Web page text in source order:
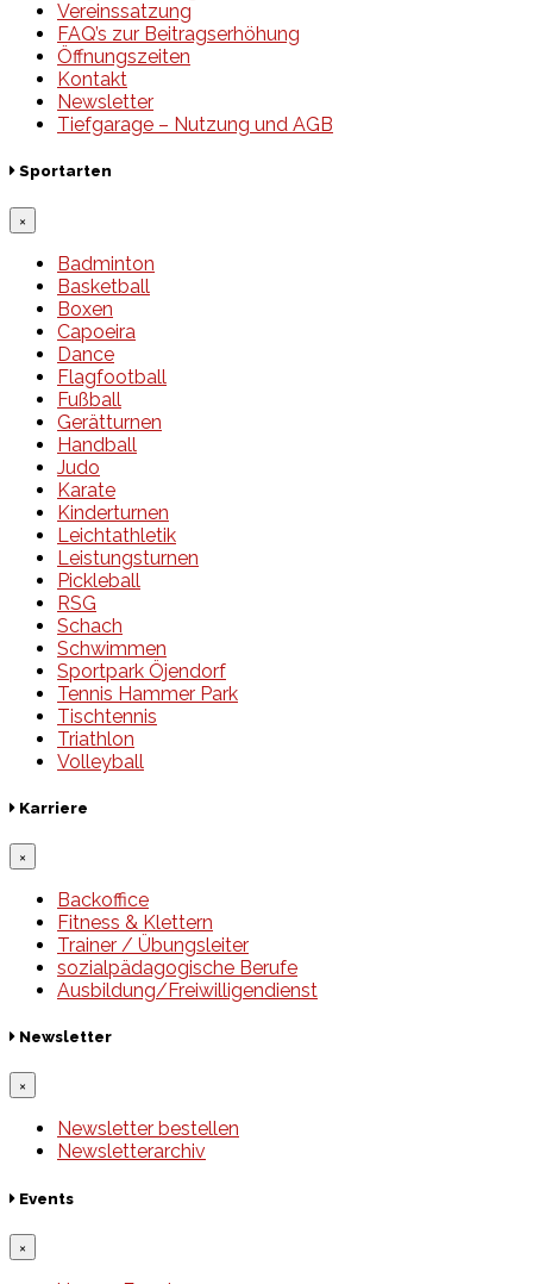
Vereinssatzung
FAQ’s zur Beitragserhöhung
Öffnungszeiten
Kontakt
Newsletter
Tiefgarage – Nutzung und AGB
Sportarten
×
Badminton
Basketball
Boxen
Capoeira
Dance
Flagfootball
Fußball
Gerätturnen
Handball
Judo
Karate
Kinderturnen
Leichtathletik
Leistungsturnen
Pickleball
RSG
Schach
Schwimmen
Sportpark Öjendorf
Tennis Hammer Park
Tischtennis
Triathlon
Volleyball
Karriere
×
Backoffice
Fitness & Klettern
Trainer / Übungsleiter
sozialpädagogische Berufe
Ausbildung/Freiwilligendienst
Newsletter
×
Newsletter bestellen
Newsletterarchiv
Events
×